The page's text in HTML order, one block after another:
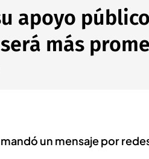
apoyo
más
un mensaje por